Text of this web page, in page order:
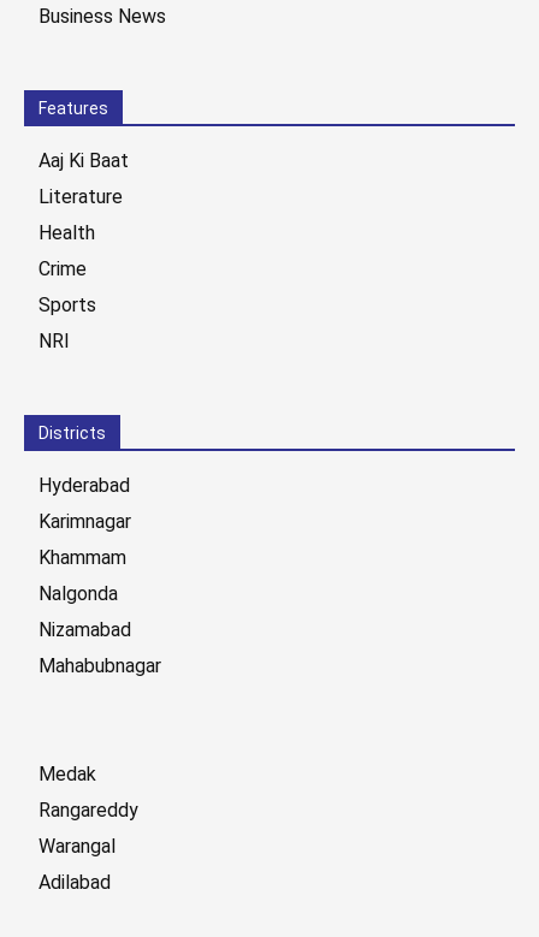
Business News
Features
Aaj Ki Baat
Literature
Health
Crime
Sports
NRI
Districts
Hyderabad
Karimnagar
Khammam
Nalgonda
Nizamabad
Mahabubnagar
Medak
Rangareddy
Warangal
Adilabad